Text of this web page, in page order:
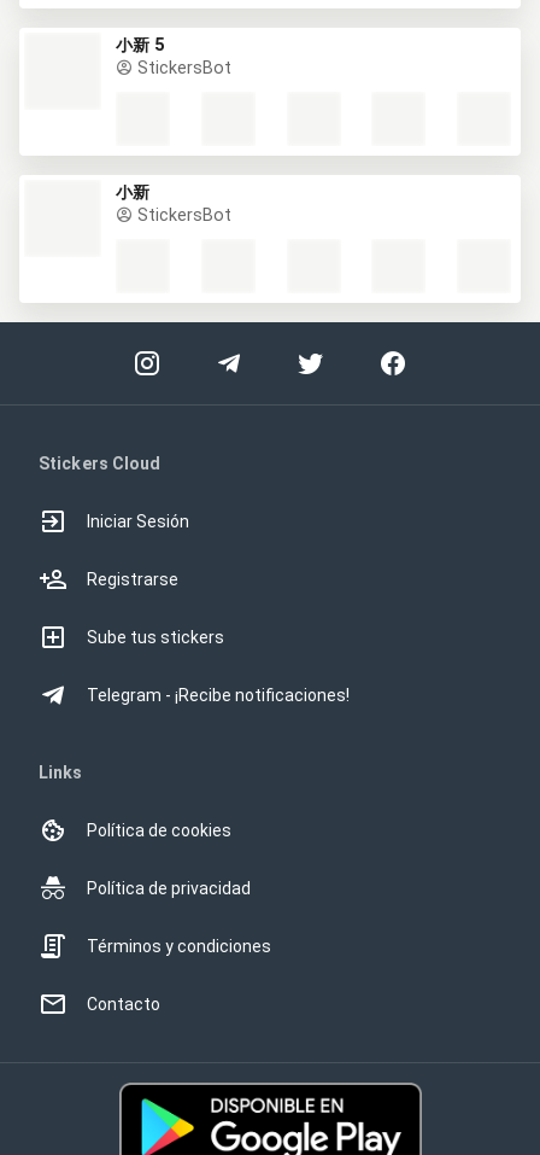
小新 5
StickersBot
小新
StickersBot
Stickers Cloud
Iniciar Sesión
Registrarse
Sube tus stickers
Telegram - ¡Recibe notificaciones!
Links
Política de cookies
Política de privacidad
Términos y condiciones
Contacto